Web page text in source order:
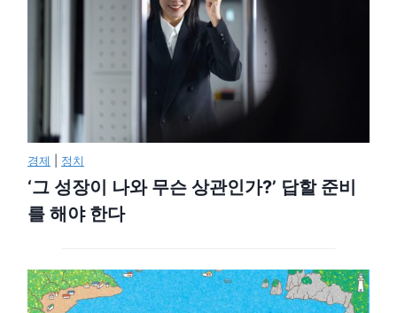
경제 정치
‘그 성장이 나와 무슨 상관인가?’ 답할 준비
를 해야 한다